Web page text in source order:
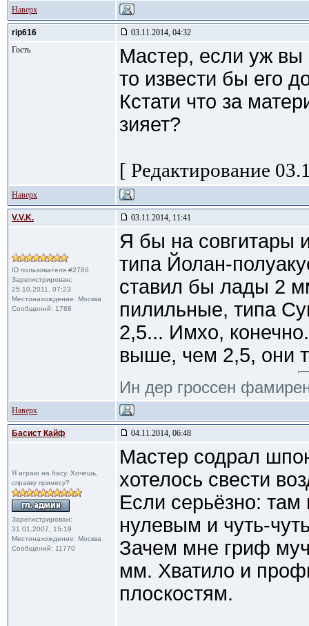
Наверх
rip616
03.11.2014, 04:32
Гость
Мастер, если уж
то извести бы его
Кстати что за
зияет?
[ Редактирование
Наверх
V.V.K. 03.11.2014, 11:41
ID пользователя #2786
Зарегистрирован:
25.10.2011, 07:23
Местонахождение: Москва
Сообщений: 1768
Я бы на совгитары
типа Йолан-
ставил бы лады 2
пилильные, типа
2,5... Имхо,
выше, чем 2,5, они
Ин дер гроссен
Наверх
Басист Кайф 04.11.2014, 06:48
Я играю на басу. Хочешь,
справку принесу?
Зарегистрирован:
31.01.2007, 15:19
Местонахождение: Москва
Сообщений: 11770
Мастер содрал
хотелось свести
Если серьёзно:
нулевым и чуть-
Зачем мне гриф
мм. Хватило и
плоскостям.